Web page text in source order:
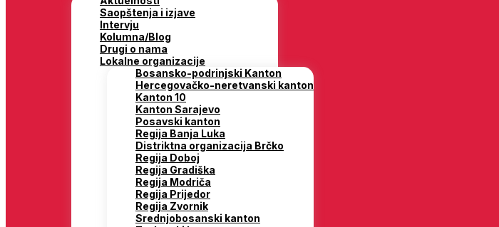
Saopštenja i izjave
Intervju
Kolumna/Blog
Drugi o nama
Lokalne organizacije
Bosansko-podrinjski Kanton
Hercegovačko-neretvanski kanton
Kanton 10
Kanton Sarajevo
Posavski kanton
Regija Banja Luka
Distriktna organizacija Brčko
Regija Doboj
Regija Gradiška
Regija Modriča
Regija Prijedor
Regija Zvornik
Srednjobosanski kanton